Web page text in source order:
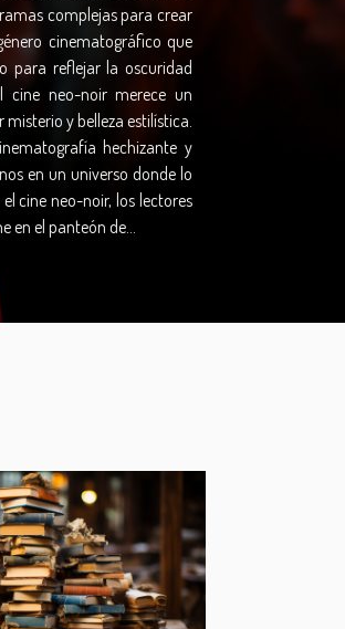
complejas para crear
cinematográfico que
para reflejar la oscuridad
cine neo-noir merece un
y belleza estilística.
hechizante y
en un universo donde lo
cine neo-noir, los lectores
en el panteón de...